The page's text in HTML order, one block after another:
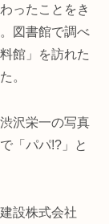
ったことをき
図書館で調べ
館」を訪れた
。
沢栄一の写真
「パパ!?」と
設株式会社